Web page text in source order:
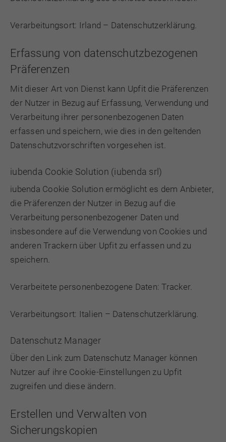
Verarbeitungsort: Irland – Datenschutzerklärung.
Erfassung von datenschutzbezogenen
Präferenzen
Mit dieser Art von Dienst kann Upfit die Präferenzen
der Nutzer in Bezug auf Erfassung, Verwendung und
Verarbeitung ihrer personenbezogenen Daten
erfassen und speichern, wie dies in den geltenden
Datenschutzvorschriften vorgesehen ist.
iubenda Cookie Solution (iubenda srl)
iubenda Cookie Solution ermöglicht es dem Anbieter,
die Präferenzen der Nutzer in Bezug auf die
Verarbeitung personenbezogener Daten und
insbesondere auf die Verwendung von Cookies und
anderen Trackern über Upfit zu erfassen und zu
speichern.
Verarbeitete personenbezogene Daten: Tracker.
Verarbeitungsort: Italien – Datenschutzerklärung.
Datenschutz Manager
Über den Link zum Datenschutz Manager können
Nutzer auf ihre Cookie-Einstellungen zu Upfit
zugreifen und diese ändern.
Erstellen und Verwalten von
Sicherungskopien